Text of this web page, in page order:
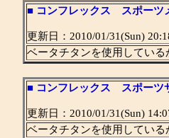
■ コンフレックス スポーツ
更新日：2010/01/31(Sun)
ベータチタンを使用してい
■ コンフレックス スポーツ
更新日：2010/01/31(Sun)
ベータチタンを使用してい